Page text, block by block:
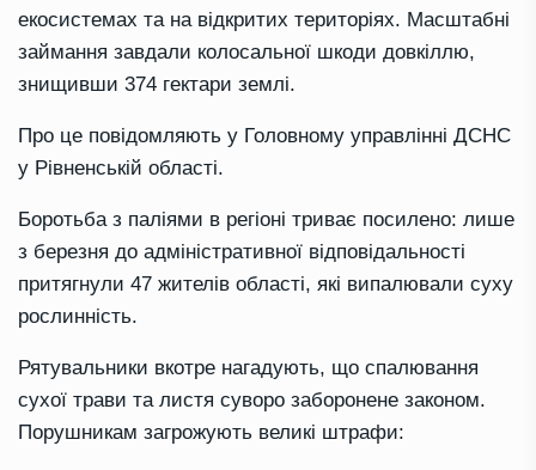
екосистемах та на відкритих територіях. Масштабні
займання завдали колосальної шкоди довкіллю,
знищивши 374 гектари землі.
Про це повідомляють у Головному управлінні ДСНС
у Рівненській області.
Боротьба з паліями в регіоні триває посилено: лише
з березня до адміністративної відповідальності
притягнули 47 жителів області, які випалювали суху
рослинність.
Рятувальники вкотре нагадують, що спалювання
сухої трави та листя суворо заборонене законом.
Порушникам загрожують великі штрафи: